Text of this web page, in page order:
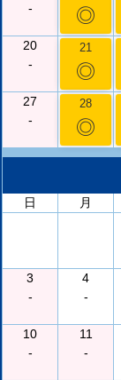
-
◎
20
-
21
◎
27
-
28
◎
日
月
3
-
4
-
10
-
11
-